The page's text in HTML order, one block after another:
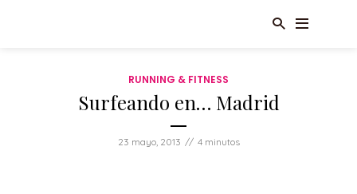
RUNNING & FITNESS
Surfeando en… Madrid
23 mayo, 2013 4 minutos